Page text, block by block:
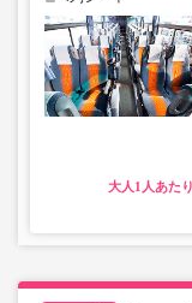
大人